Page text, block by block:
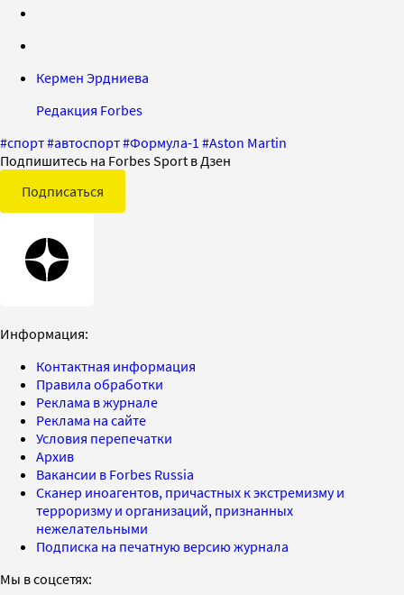
Кермен Эрдниева
Редакция Forbes
#спорт#автоспорт#Формула-1 #Aston Martin
Подпишитесь на Forbes Sport в Дзен
Подписаться
Информация:
Контактная информация
Правила обработки
Реклама в журнале
Реклама на сайте
Условия перепечатки
Архив
Вакансии в Forbes Russia
Сканер иноагентов, причастных к экстремизму и
терроризму и организаций, признанных
нежелательными
Подписка на печатную версию журнала
Мы в соцсетях: